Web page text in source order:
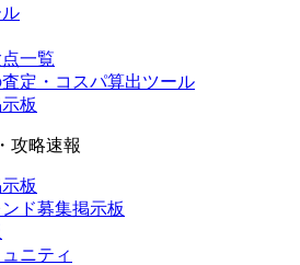
一覧
定・コスパ算出ツール
板
攻略速報
板
ド募集掲示板
ニティ